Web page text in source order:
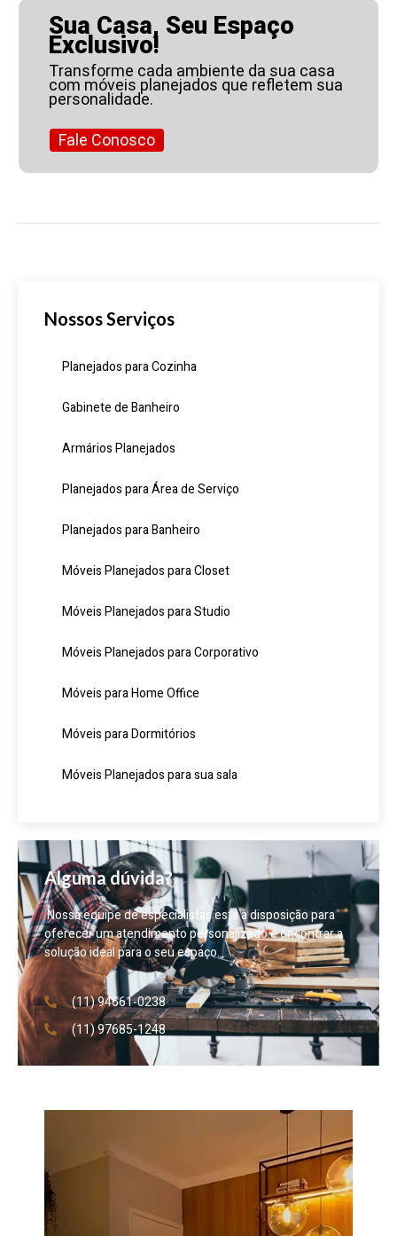
Sua Casa, Seu Espaço
Exclusivo!
Transforme cada ambiente da sua casa
com móveis planejados que refletem sua
personalidade.
Fale Conosco
Nossos Serviços
Planejados para Cozinha
Gabinete de Banheiro
Armários Planejados
Planejados para Área de Serviço
Planejados para Banheiro
Móveis Planejados para Closet
Móveis Planejados para Studio
Móveis Planejados para Corporativo
Móveis para Home Office
Móveis para Dormitórios
Móveis Planejados para sua sala
Alguma dúvida?
Nossa equipe de especialistas está à disposição para
oferecer um atendimento personalizado e encontrar a
solução ideal para o seu espaço.
(11) 94661-0238
(11) 97685-1248